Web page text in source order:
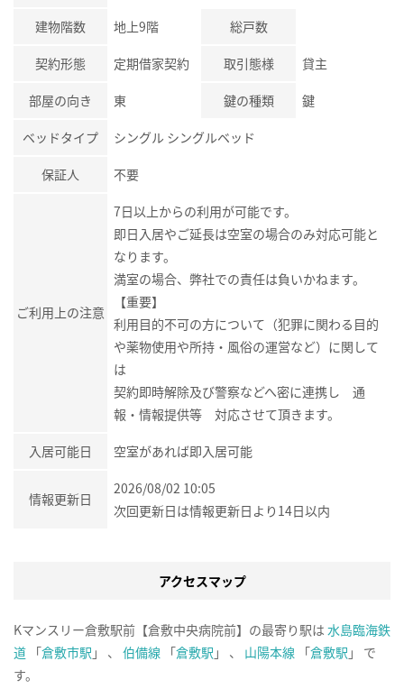
建物階数 地上9階 総戸数
契約形態 定期借家契約 取引態様 貸主
部屋の向き 東 鍵の種類 鍵
ベッドタイプ シングル シングルベッド
保証人 不要
ご利用上の注意
7日以上からの利用が可能です。
即日入居やご延長は空室の場合のみ対応可能と
なります。
満室の場合、弊社での責任は負いかねます。
【重要】
利用目的不可の方について（犯罪に関わる目的
や薬物使用や所持・風俗の運営など）に関して
は
契約即時解除及び警察などへ密に連携し 通
報・情報提供等 対応させて頂きます。
入居可能日 空室があれば即入居可能
情報更新日
2026/08/02 10:05
次回更新日は情報更新日より14日以内
アクセスマップ
Kマンスリー倉敷駅前【倉敷中央病院前】の最寄り駅は 水島臨海鉄
道 「倉敷市駅 」 、 伯備線 「倉敷駅 」 、 山陽本線 「倉敷駅 」 で
す。